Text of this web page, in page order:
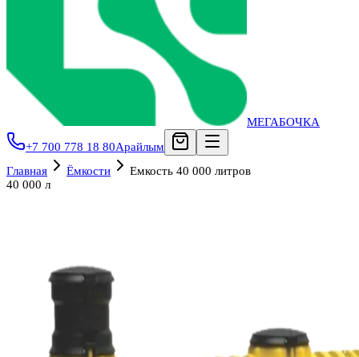
МЕГАБОЧКА
+7 700 778 18 80Арайлым
Главная
Ёмкости
Емкость 40 000 литров
40 000 л